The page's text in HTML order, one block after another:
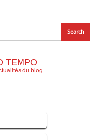
TEMPO
du blog